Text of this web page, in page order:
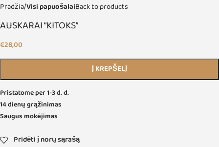
Pradžia Visi papuošalaiBack to products
AUSKARAI “KITOKS”
€28,00
Į KREPŠELĮ
Pristatome per 1-3 d. d.
14 dienų grąžinimas
Saugus mokėjimas
Pridėti į norų sąrašą